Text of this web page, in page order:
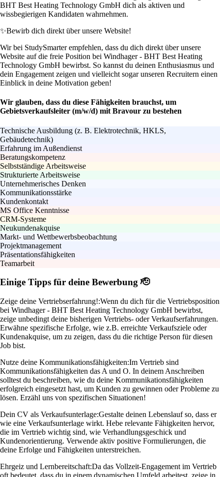
BHT Best Heating Technology GmbH dich als aktiven und
wissbegierigen Kandidaten wahrnehmen.
✨Bewirb dich direkt über unsere Website!
Wir bei StudySmarter empfehlen, dass du dich direkt über unsere
Website auf die freie Position bei Windhager - BHT Best Heating
Technology GmbH bewirbst. So kannst du deinen Enthusiasmus und
dein Engagement zeigen und vielleicht sogar unseren Recruitern einen
Einblick in deine Motivation geben!
Wir glauben, dass du diese Fähigkeiten brauchst, um
Gebietsverkaufsleiter (m/w/d) mit Bravour zu bestehen
Technische Ausbildung (z. B. Elektrotechnik, HKLS,
Gebäudetechnik)
Erfahrung im Außendienst
Beratungskompetenz
Selbstständige Arbeitsweise
Strukturierte Arbeitsweise
Unternehmerisches Denken
Kommunikationsstärke
Kundenkontakt
MS Office Kenntnisse
CRM-Systeme
Neukundenakquise
Markt- und Wettbewerbsbeobachtung
Projektmanagement
Präsentationsfähigkeiten
Teamarbeit
Einige Tipps für deine Bewerbung 🫡
Zeige deine Vertriebserfahrung!:Wenn du dich für die Vertriebsposition
bei Windhager - BHT Best Heating Technology GmbH bewirbst,
zeige unbedingt deine bisherigen Vertriebs- oder Verkaufserfahrungen.
Erwähne spezifische Erfolge, wie z.B. erreichte Verkaufsziele oder
Kundenakquise, um zu zeigen, dass du die richtige Person für diesen
Job bist.
Nutze deine Kommunikationsfähigkeiten:Im Vertrieb sind
Kommunikationsfähigkeiten das A und O. In deinem Anschreiben
solltest du beschreiben, wie du deine Kommunikationsfähigkeiten
erfolgreich eingesetzt hast, um Kunden zu gewinnen oder Probleme zu
lösen. Erzähl uns von spezifischen Situationen!
Dein CV als Verkaufsunterlage:Gestalte deinen Lebenslauf so, dass er
wie eine Verkaufsunterlage wirkt. Hebe relevante Fähigkeiten hervor,
die im Vertrieb wichtig sind, wie Verhandlungsgeschick und
Kundenorientierung. Verwende aktiv positive Formulierungen, die
deine Erfolge und Fähigkeiten unterstreichen.
Ehrgeiz und Lernbereitschaft:Da das Vollzeit-Engagement im Vertrieb